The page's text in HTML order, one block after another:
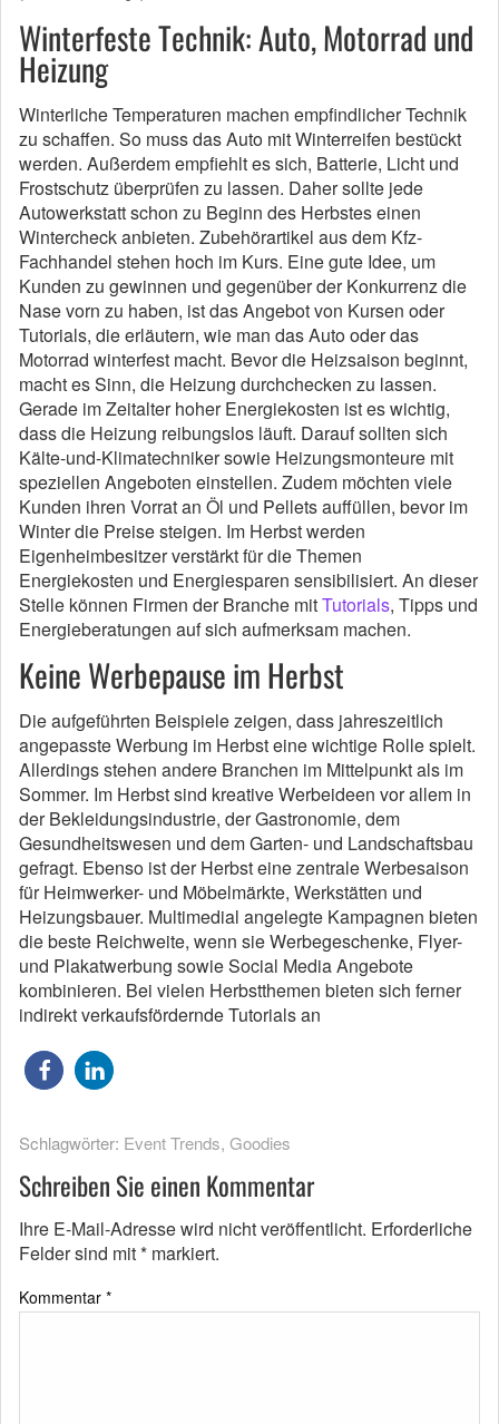
Winterfeste Technik: Auto, Motorrad und
Heizung
Winterliche Temperaturen machen empfindlicher Technik
zu schaffen. So muss das Auto mit Winterreifen bestückt
werden. Außerdem empfiehlt es sich, Batterie, Licht und
Frostschutz überprüfen zu lassen. Daher sollte jede
Autowerkstatt schon zu Beginn des Herbstes einen
Wintercheck anbieten. Zubehörartikel aus dem Kfz-
Fachhandel stehen hoch im Kurs. Eine gute Idee, um
Kunden zu gewinnen und gegenüber der Konkurrenz die
Nase vorn zu haben, ist das Angebot von Kursen oder
Tutorials, die erläutern, wie man das Auto oder das
Motorrad winterfest macht. Bevor die Heizsaison beginnt,
macht es Sinn, die Heizung durchchecken zu lassen.
Gerade im Zeitalter hoher Energiekosten ist es wichtig,
dass die Heizung reibungslos läuft. Darauf sollten sich
Kälte-und-Klimatechniker sowie Heizungsmonteure mit
speziellen Angeboten einstellen. Zudem möchten viele
Kunden ihren Vorrat an Öl und Pellets auffüllen, bevor im
Winter die Preise steigen. Im Herbst werden
Eigenheimbesitzer verstärkt für die Themen
Energiekosten und Energiesparen sensibilisiert. An dieser
Stelle können Firmen der Branche mitTutorials, Tipps und
Energieberatungen auf sich aufmerksam machen.
Keine Werbepause im Herbst
Die aufgeführten Beispiele zeigen, dass jahreszeitlich
angepasste Werbung im Herbst eine wichtige Rolle spielt.
Allerdings stehen andere Branchen im Mittelpunkt als im
Sommer. Im Herbst sind kreative Werbeideen vor allem in
der Bekleidungsindustrie, der Gastronomie, dem
Gesundheitswesen und dem Garten- und Landschaftsbau
gefragt. Ebenso ist der Herbst eine zentrale Werbesaison
für Heimwerker- und Möbelmärkte, Werkstätten und
Heizungsbauer. Multimedial angelegte Kampagnen bieten
die beste Reichweite, wenn sie Werbegeschenke, Flyer-
und Plakatwerbung sowie Social Media Angebote
kombinieren. Bei vielen Herbstthemen bieten sich ferner
indirekt verkaufsfördernde Tutorials an
Schlagwörter: Event Trends, Goodies
Schreiben Sie einen Kommentar
Ihre E-Mail-Adresse wird nicht veröffentlicht. Erforderliche
Felder sind mit* markiert.
Kommentar *